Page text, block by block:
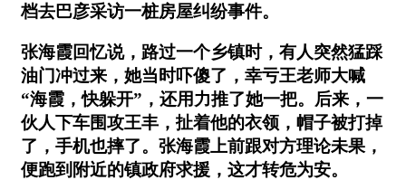
档去巴彦采访一桩房屋纠纷事件。
张海霞回忆说，路过一个乡镇时，有人突然猛踩
油门冲过来，她当时吓傻了，幸亏王老师大喊
“海霞，快躲开”，还用力推了她一把。后来，一
伙人下车围攻王丰，扯着他的衣领，帽子被打掉
了，手机也摔了。张海霞上前跟对方理论未果，
便跑到附近的镇政府求援，这才转危为安。